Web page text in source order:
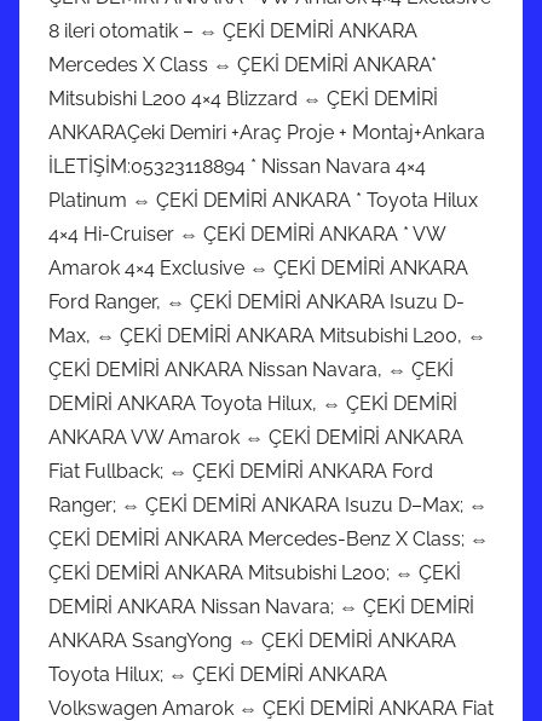
8 ileri otomatik – ⇔ ÇEKİ DEMİRİ ANKARA
Mercedes X Class ⇔ ÇEKİ DEMİRİ ANKARA*
Mitsubishi L200 4×4 Blizzard ⇔ ÇEKİ DEMİRİ
ANKARAÇeki Demiri +Araç Proje + Montaj+Ankara
İLETİŞİM:05323118894 * Nissan Navara 4×4
Platinum ⇔ ÇEKİ DEMİRİ ANKARA * Toyota Hilux
4×4 Hi-Cruiser ⇔ ÇEKİ DEMİRİ ANKARA * VW
Amarok 4×4 Exclusive ⇔ ÇEKİ DEMİRİ ANKARA
Ford Ranger, ⇔ ÇEKİ DEMİRİ ANKARA Isuzu D-
Max, ⇔ ÇEKİ DEMİRİ ANKARA Mitsubishi L200, ⇔
ÇEKİ DEMİRİ ANKARA Nissan Navara, ⇔ ÇEKİ
DEMİRİ ANKARA Toyota Hilux, ⇔ ÇEKİ DEMİRİ
ANKARA VW Amarok ⇔ ÇEKİ DEMİRİ ANKARA
Fiat Fullback; ⇔ ÇEKİ DEMİRİ ANKARA Ford
Ranger; ⇔ ÇEKİ DEMİRİ ANKARA Isuzu D–Max; ⇔
ÇEKİ DEMİRİ ANKARA Mercedes-Benz X Class; ⇔
ÇEKİ DEMİRİ ANKARA Mitsubishi L200; ⇔ ÇEKİ
DEMİRİ ANKARA Nissan Navara; ⇔ ÇEKİ DEMİRİ
ANKARA SsangYong ⇔ ÇEKİ DEMİRİ ANKARA
Toyota Hilux; ⇔ ÇEKİ DEMİRİ ANKARA
Volkswagen Amarok ⇔ ÇEKİ DEMİRİ ANKARA Fiat